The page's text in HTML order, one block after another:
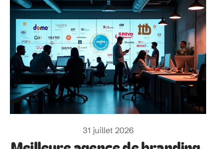
31 juillet 2026